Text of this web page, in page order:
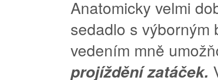
Anatomicky velmi
sedadlo s výborným
vedením mně
projíždění zatáček.